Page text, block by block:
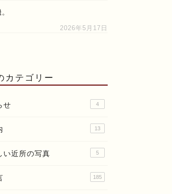
2026年5月17日
カテゴリー
せ 4
13
い近所の写真 5
185